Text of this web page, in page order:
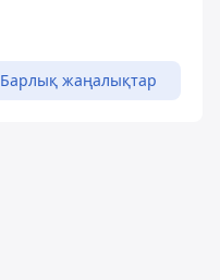
Барлық жаңалықтар